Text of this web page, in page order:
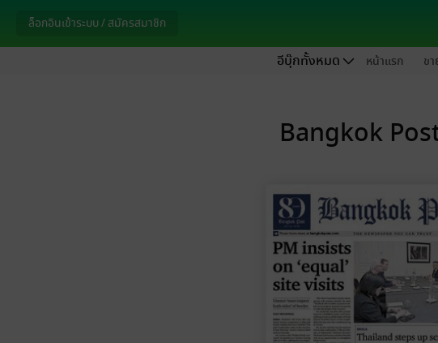
ล็อกอินเข้าระบบ / สมัครสมาชิก
อีบุ๊กทั้งหมด หน้าแรก ข
Bangkok